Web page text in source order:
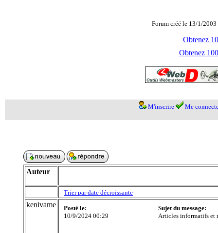
Forum créé le 13/1/
Obtenez
Obtenez
M'inscrire Me
Auteur
Trier par date décroissante
kenivame
Posté le:
10/9/2024 00:29
Sujet du message:
Articles informatifs et